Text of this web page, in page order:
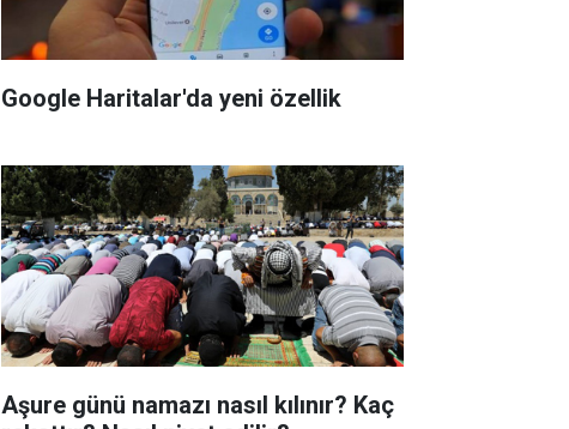
Google Haritalar'da yeni özellik
Aşure günü namazı nasıl kılınır? Kaç